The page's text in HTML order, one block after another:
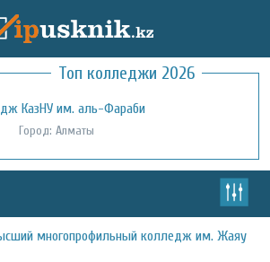
Топ колледжи 2026
КазНУ им. аль-Фараби
Город: Алматы
многопрофильный колледж им. Жаяу